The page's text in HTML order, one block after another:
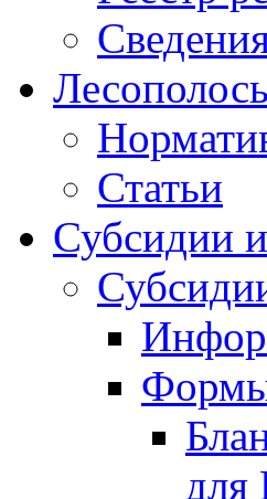
Статьи
Субсидии
Формы